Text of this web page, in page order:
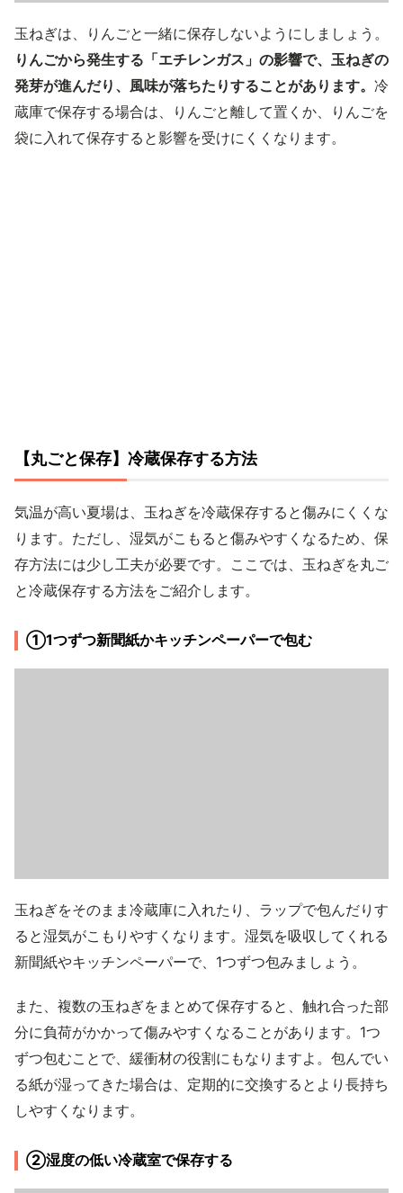
玉ねぎは、りんごと一緒に保存しないようにしましょう。
りんごから発生する「エチレンガス」の影響で、玉ねぎの
発芽が進んだり、風味が落ちたりすることがあります。 冷
蔵庫で保存する場合は、りんごと離して置くか、りんごを
袋に入れて保存すると影響を受けにくくなります。
【丸ごと保存】冷蔵保存する方法
気温が高い夏場は、玉ねぎを冷蔵保存すると傷みにくくな
ります。ただし、湿気がこもると傷みやすくなるため、保
存方法には少し工夫が必要です。ここでは、玉ねぎを丸ご
と冷蔵保存する方法をご紹介します。
①1つずつ新聞紙かキッチンペーパーで包む
玉ねぎをそのまま冷蔵庫に入れたり、ラップで包んだりす
ると湿気がこもりやすくなります。湿気を吸収してくれる
新聞紙やキッチンペーパーで、1つずつ包みましょう。
また、複数の玉ねぎをまとめて保存すると、触れ合った部
分に負荷がかかって傷みやすくなることがあります。1つ
ずつ包むことで、緩衝材の役割にもなりますよ。包んでい
る紙が湿ってきた場合は、定期的に交換するとより長持ち
しやすくなります。
②湿度の低い冷蔵室で保存する